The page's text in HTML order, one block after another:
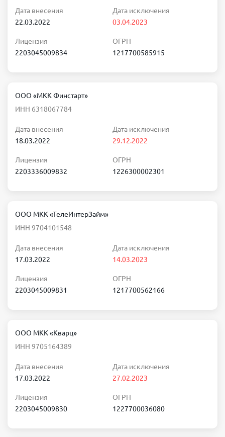
Дата внесения
22.03.2022
Дата исключения
03.04.2023
Лицензия
2203045009834
ОГРН
1217700585915
ООО «МКК Финстарт»
ИНН 6318067784
Дата внесения
18.03.2022
Дата исключения
29.12.2022
Лицензия
2203336009832
ОГРН
1226300002301
ООО МКК «ТелеИнтерЗайм»
ИНН 9704101548
Дата внесения
17.03.2022
Дата исключения
14.03.2023
Лицензия
2203045009831
ОГРН
1217700562166
ООО МКК «Кварц»
ИНН 9705164389
Дата внесения
17.03.2022
Дата исключения
27.02.2023
Лицензия
2203045009830
ОГРН
1227700036080